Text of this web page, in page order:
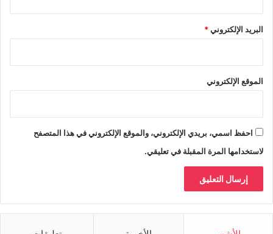
البريد الإلكتروني*
الموقع الإلكتروني
احفظ اسمي، بريدي الإلكتروني، والموقع الإلكتروني في هذا المتصفح
لاستخدامها المرة المقبلة في تعليقي.